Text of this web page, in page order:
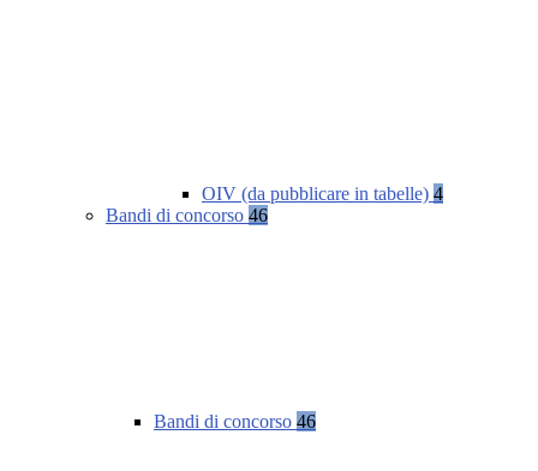
OIV (da pubblicare in tabelle) 4
Bandi di concorso 46
Bandi di concorso 46